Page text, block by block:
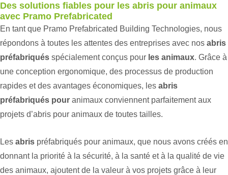
Des solutions fiables pour les abris pour animaux
avec Pramo Prefabricated
En tant que Pramo Prefabricated Building Technologies, nous
répondons à toutes les attentes des entreprises avec nos abris
préfabriqués spécialement conçus pour les animaux. Grâce à
une conception ergonomique, des processus de production
rapides et des avantages économiques, les abris
préfabriqués pour animaux conviennent parfaitement aux
projets d’abris pour animaux de toutes tailles.
Les abris préfabriqués pour animaux, que nous avons créés en
donnant la priorité à la sécurité, à la santé et à la qualité de vie
des animaux, ajoutent de la valeur à vos projets grâce à leur